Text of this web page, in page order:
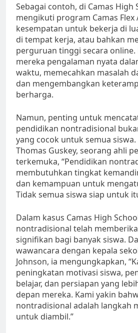
Sebagai contoh, di Camas High
mengikuti program Camas Flex
kesempatan untuk bekerja di
di tempat kerja, atau bahkan
perguruan tinggi secara
mereka pengalaman nyata
waktu, memecahkan masalah
dan mengembangkan
berharga.
Namun, penting untuk
pendidikan nontradisional
yang cocok untuk semua
Thomas Guskey, seorang ahli
terkemuka, “Pendidikan
membutuhkan tingkat
dan kemampuan untuk
Tidak semua siswa siap untuk
Dalam kasus Camas High
nontradisional telah
signifikan bagi banyak siswa.
wawancara dengan kepala
Johnson, ia mengungkapkan,
peningkatan motivasi siswa,
belajar, dan persiapan yang
depan mereka. Kami yakin
nontradisional adalah langkah
untuk diambil.”